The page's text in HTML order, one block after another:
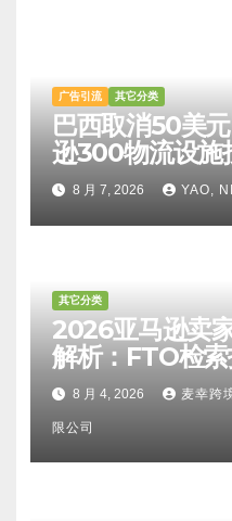
广告引流 其它分类
巴西取消50美
逊300物流设施
8 月 7, 2026 YAO,
其它分类
2026亚马逊卖
解析：FTO检
比对区别、
甄选避坑全攻略
8 月 4, 2026 麦幸跨
限公司